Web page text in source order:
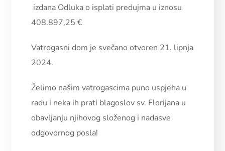
izdana Odluka o isplati predujma u iznosu
408.897,25 €
Vatrogasni dom je svečano otvoren 21. lipnja
2024.
Želimo našim vatrogascima puno uspjeha u
radu i neka ih prati blagoslov sv. Florijana u
obavljanju njihovog složenog i nadasve
odgovornog posla!